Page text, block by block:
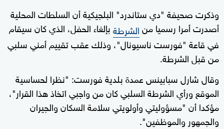
وذكرت صحيفة "دي ستاندرد" البلجيكية أن السلطات المحلية
أصدرت أمرا رسميا منالشرطةبإلغاء الحفل، الذي كان سيقام
في قاعة "فورست ناسيونال"، وذلك عقب تقييم أمني سلبي
من قبل الشرطة.
وقال شارل سبابينس عمدة بلدية فورست: "نظرا لحساسية
الموقع ورأي الشرطة السلبي كان من واجبي اتخاذ هذا القرار"،
مؤكدا أن "مسؤوليتي وأولويتي سلامة السكان والجيران
والجمهور والموظفين".